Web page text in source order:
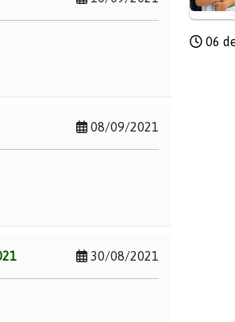
08/09/2021
30/08/2021
06